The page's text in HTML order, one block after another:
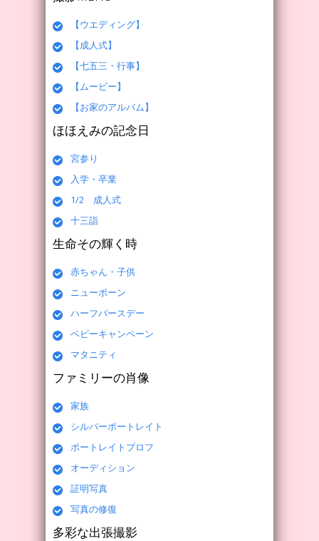
【ウエディング】
【成人式】
【七五三・行事】
【ムービー】
【お家のアルバム】
ほほえみの記念日
宮参り
入学・卒業
1/2 成人式
十三詣
生命その輝く時
赤ちゃん・子供
ニューボーン
ハーフバースデー
ベビーキャンペーン
マタニティ
ファミリーの肖像
家族
シルバーポートレイト
ポートレイトプロフ
オーディション
証明写真
写真の修復
多彩な出張撮影